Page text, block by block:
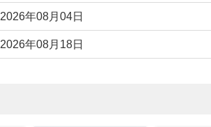
2026年08月04日
2026年08月18日